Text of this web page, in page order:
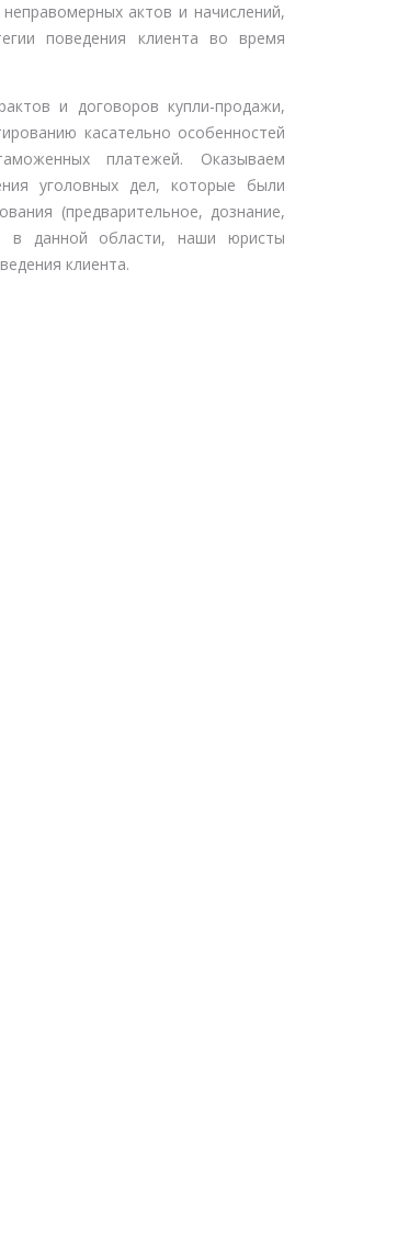
актов и начислений,
поведения клиента во время
и договоров купли-продажи,
касательно особенностей
платежей. Оказываем
уголовных дел, которые были
(предварительное, дознание,
в данной области, наши юристы
клиента.